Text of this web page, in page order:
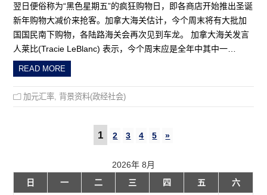
翌日便俗称为“黑色星期五”的疯狂购物日，即各商店开始推出圣诞
新年购物大减价来抢客。加拿大海关估计，今个周末将有大批加
国国民南下购物，各陆路海关会再次见到车龙。 加拿大海关发言
人莱比(Tracie LeBlanc) 表示，今个周末应是全年中其中一…
READ MORE
加元汇率 背景资料(政经社会)
1 2 3 4 5 »
2026年 8月
日
一 二 三 四 五 六